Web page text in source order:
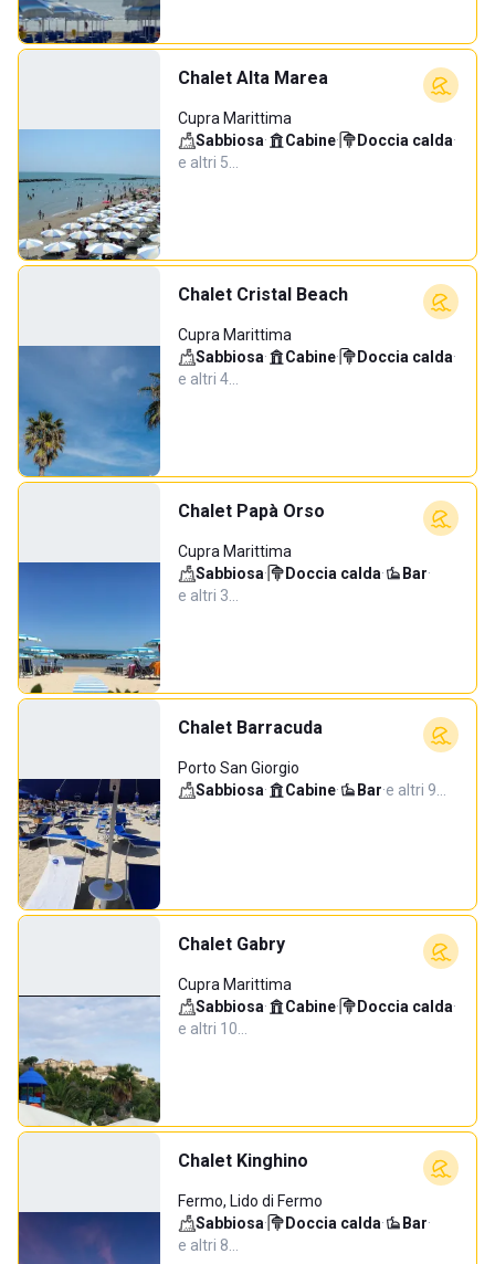
Chalet Alta Marea
Cupra Marittima
Sabbiosa· Cabine· Doccia calda·
e altri 5…
Chalet Cristal Beach
Cupra Marittima
Sabbiosa· Cabine· Doccia calda·
e altri 4…
Chalet Papà Orso
Cupra Marittima
Sabbiosa· Doccia calda· Bar·
e altri 3…
Chalet Barracuda
Porto San Giorgio
Sabbiosa· Cabine· Bar·e altri 9…
Chalet Gabry
Cupra Marittima
Sabbiosa· Cabine· Doccia calda·
e altri 10…
Chalet Kinghino
Fermo, Lido di Fermo
Sabbiosa· Doccia calda· Bar·
e altri 8…